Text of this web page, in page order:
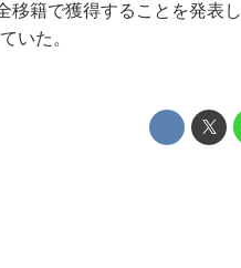
移籍で獲得することを発表し
いた。